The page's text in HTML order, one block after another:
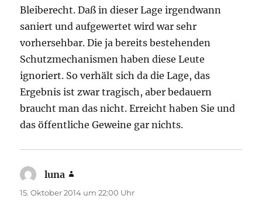
Bleiberecht. Daß in dieser Lage irgendwann
saniert und aufgewertet wird war sehr
vorhersehbar. Die ja bereits bestehenden
Schutzmechanismen haben diese Leute
ignoriert. So verhält sich da die Lage, das
Ergebnis ist zwar tragisch, aber bedauern
braucht man das nicht. Erreicht haben Sie und
das öffentliche Geweine gar nichts.
luna
15. Oktober 2014 um 22:00 Uhr